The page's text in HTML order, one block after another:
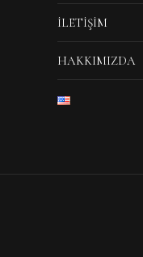
İLETIŞIM
HAKKIMIZDA